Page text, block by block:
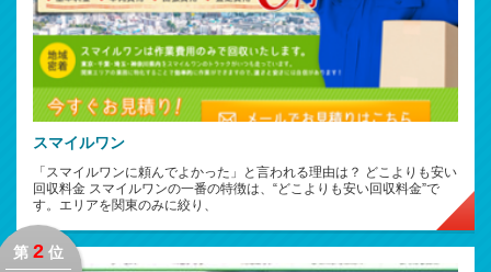
スマイルワン
「スマイルワンに頼んでよかった」と言われる理由は？ どこよりも安い
回収料金 スマイルワンの一番の特徴は、“どこよりも安い回収料金”で
す。エリアを関東のみに絞り、
第 2 位